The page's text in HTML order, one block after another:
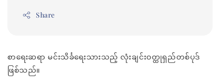
Share
စာရေးဆရာ မင်းသိင်္ခရေးသားသည့် လုံးချင်းဝတ္ထုရှည်တစ်ပုဒ်
ဖြစ်သည်။